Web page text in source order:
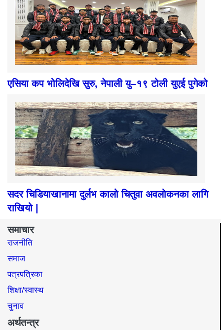
एसिया कप भोलिदेखि सुरु, नेपाली यु–१९ टोली युएई पुगेको
सदर चिडियाखानामा दुर्लभ कालो चितुवा अवलोकनका लागि
राखियो |
समाचार
राजनीति
समाज​
पत्रपत्रिका
शिक्षा/स्वास्थ
चुनाव
अर्थतन्त्र